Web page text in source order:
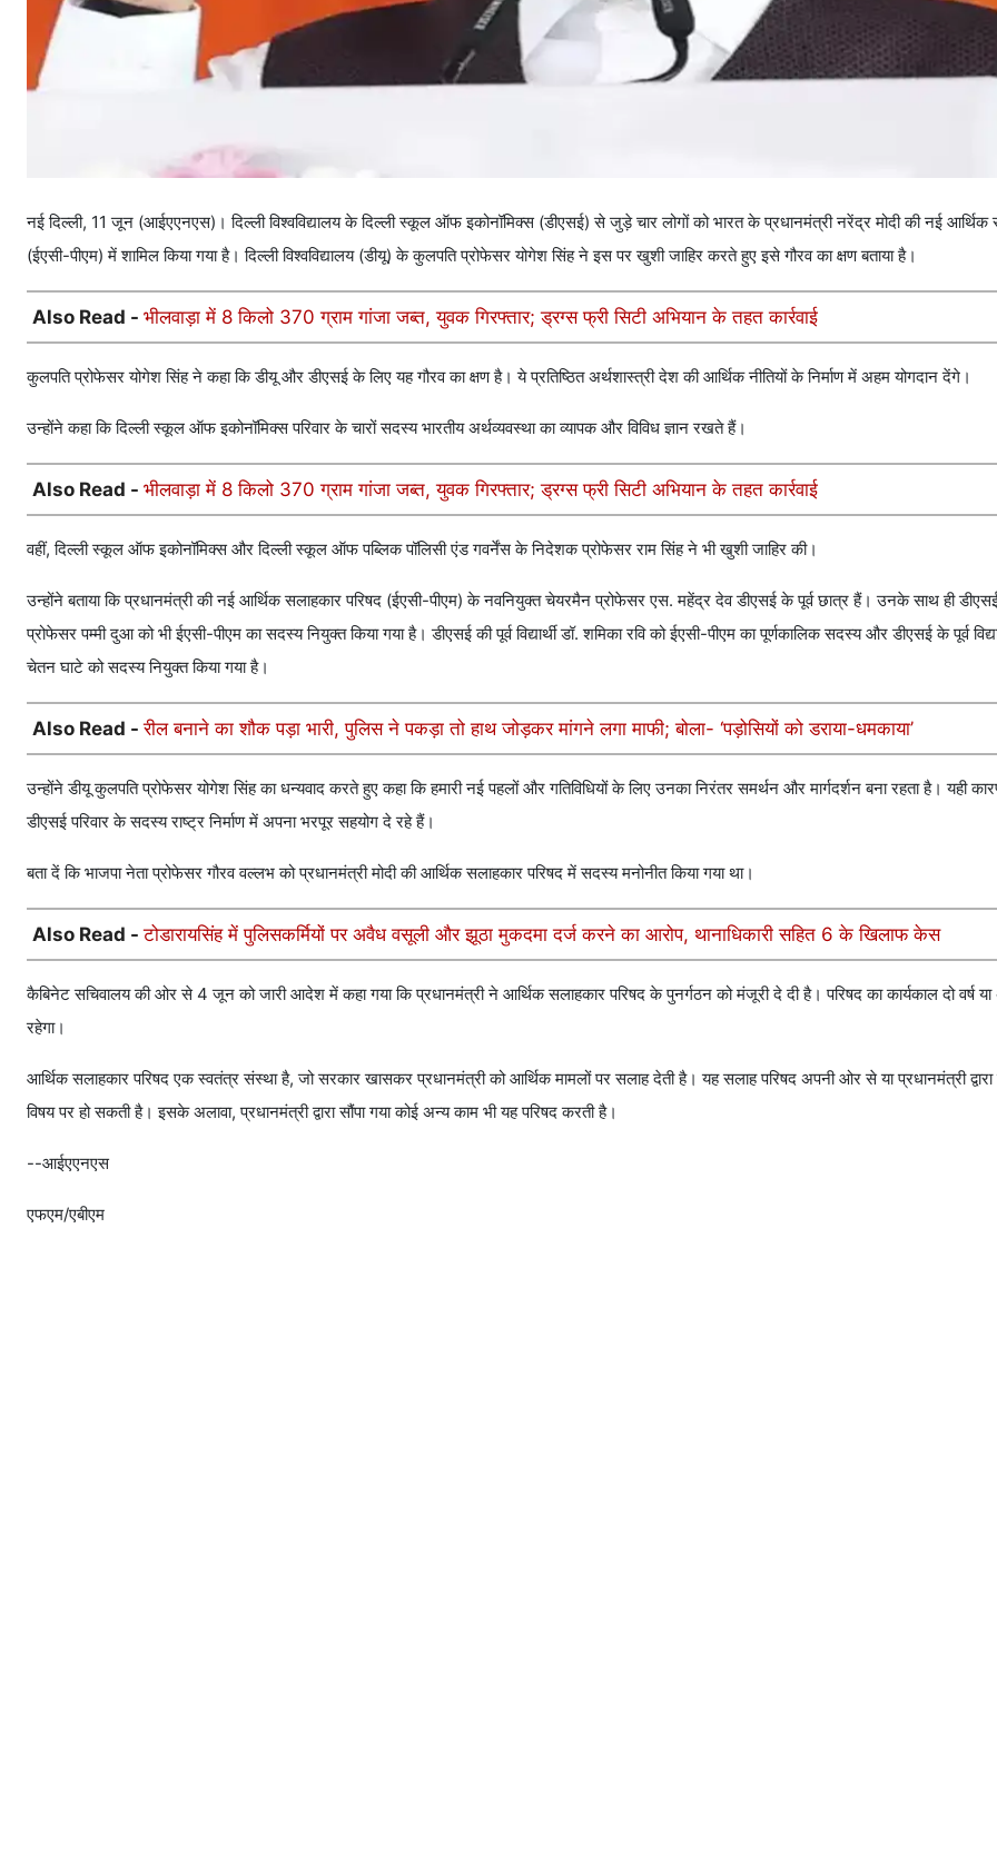
नई दिल्ली, 11 जून (आईएएनएस)। दिल्ली विश्वविद्यालय के दिल्ली स्कूल ऑफ इकोनॉमिक्स (डीएसई) से जुड़े चार लोगों को भारत के प्रधानमंत्री नरेंद्र मोदी की नई आर्थिक
(ईएसी-पीएम) में शामिल किया गया है। दिल्ली विश्वविद्यालय (डीयू) के कुलपति प्रोफेसर योगेश सिंह ने इस पर खुशी जाहिर करते हुए इसे गौरव का क्षण बताया है।
Also Read - भीलवाड़ा में 8 किलो 370 ग्राम गांजा जब्त, युवक गिरफ्तार; ड्रग्स फ्री सिटी अभियान के तहत कार्रवाई
कुलपति प्रोफेसर योगेश सिंह ने कहा कि डीयू और डीएसई के लिए यह गौरव का क्षण है। ये प्रतिष्ठित अर्थशास्त्री देश की आर्थिक नीतियों के निर्माण में अहम योगदान देंगे।
उन्होंने कहा कि दिल्ली स्कूल ऑफ इकोनॉमिक्स परिवार के चारों सदस्य भारतीय अर्थव्यवस्था का व्यापक और विविध ज्ञान रखते हैं।
Also Read - भीलवाड़ा में 8 किलो 370 ग्राम गांजा जब्त, युवक गिरफ्तार; ड्रग्स फ्री सिटी अभियान के तहत कार्रवाई
वहीं, दिल्ली स्कूल ऑफ इकोनॉमिक्स और दिल्ली स्कूल ऑफ पब्लिक पॉलिसी एंड गवर्नेंस के निदेशक प्रोफेसर राम सिंह ने भी खुशी जाहिर की।
उन्होंने बताया कि प्रधानमंत्री की नई आर्थिक सलाहकार परिषद (ईएसी-पीएम) के नवनियुक्त चेयरमैन प्रोफेसर एस. महेंद्र देव डीएसई के पूर्व छात्र हैं। उनके साथ ही
प्रोफेसर पम्मी दुआ को भी ईएसी-पीएम का सदस्य नियुक्त किया गया है। डीएसई की पूर्व विद्यार्थी डॉ. शमिका रवि को ईएसी-पीएम का पूर्णकालिक सदस्य और डीएसई के पूर्व
चेतन घाटे को सदस्य नियुक्त किया गया है।
Also Read -रील बनाने का शौक पड़ा भारी, पुलिस ने पकड़ा तो हाथ जोड़कर मांगने लगा माफी; बोला- ‘पड़ोसियों को डराया-धमकाया’
उन्होंने डीयू कुलपति प्रोफेसर योगेश सिंह का धन्यवाद करते हुए कहा कि हमारी नई पहलों और गतिविधियों के लिए उनका निरंतर समर्थन और मार्गदर्शन बना रहता है। यही
डीएसई परिवार के सदस्य राष्ट्र निर्माण में अपना भरपूर सहयोग दे रहे हैं।
बता दें कि भाजपा नेता प्रोफेसर गौरव वल्लभ को प्रधानमंत्री मोदी की आर्थिक सलाहकार परिषद में सदस्य मनोनीत किया गया था।
Also Read -टोडारायसिंह में पुलिसकर्मियों पर अवैध वसूली और झूठा मुकदमा दर्ज करने का आरोप, थानाधिकारी सहित 6 के खिलाफ केस
कैबिनेट सचिवालय की ओर से 4 जून को जारी आदेश में कहा गया कि प्रधानमंत्री ने आर्थिक सलाहकार परिषद के पुनर्गठन को मंजूरी दे दी है। परिषद का कार्यकाल दो
रहेगा।
आर्थिक सलाहकार परिषद एक स्वतंत्र संस्था है, जो सरकार खासकर प्रधानमंत्री को आर्थिक मामलों पर सलाह देती है। यह सलाह परिषद अपनी ओर से या प्रधानमंत्री द्वारा
विषय पर हो सकती है। इसके अलावा, प्रधानमंत्री द्वारा सौंपा गया कोई अन्य काम भी यह परिषद करती है।
--आईएएनएस
एफएम/एबीएम